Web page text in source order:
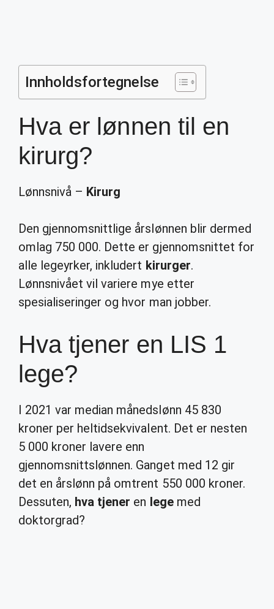
Innholdsfortegnelse
Hva er lønnen til en
kirurg?
Lønnsnivå – Kirurg
Den gjennomsnittlige årslønnen blir dermed
omlag 750 000. Dette er gjennomsnittet for
alle legeyrker, inkludert kirurger.
Lønnsnivået vil variere mye etter
spesialiseringer og hvor man jobber.
Hva tjener en LIS 1
lege?
I 2021 var median månedslønn 45 830
kroner per heltidsekvivalent. Det er nesten
5 000 kroner lavere enn
gjennomsnittslønnen. Ganget med 12 gir
det en årslønn på omtrent 550 000 kroner.
Dessuten, hva tjener en legemed
doktorgrad?